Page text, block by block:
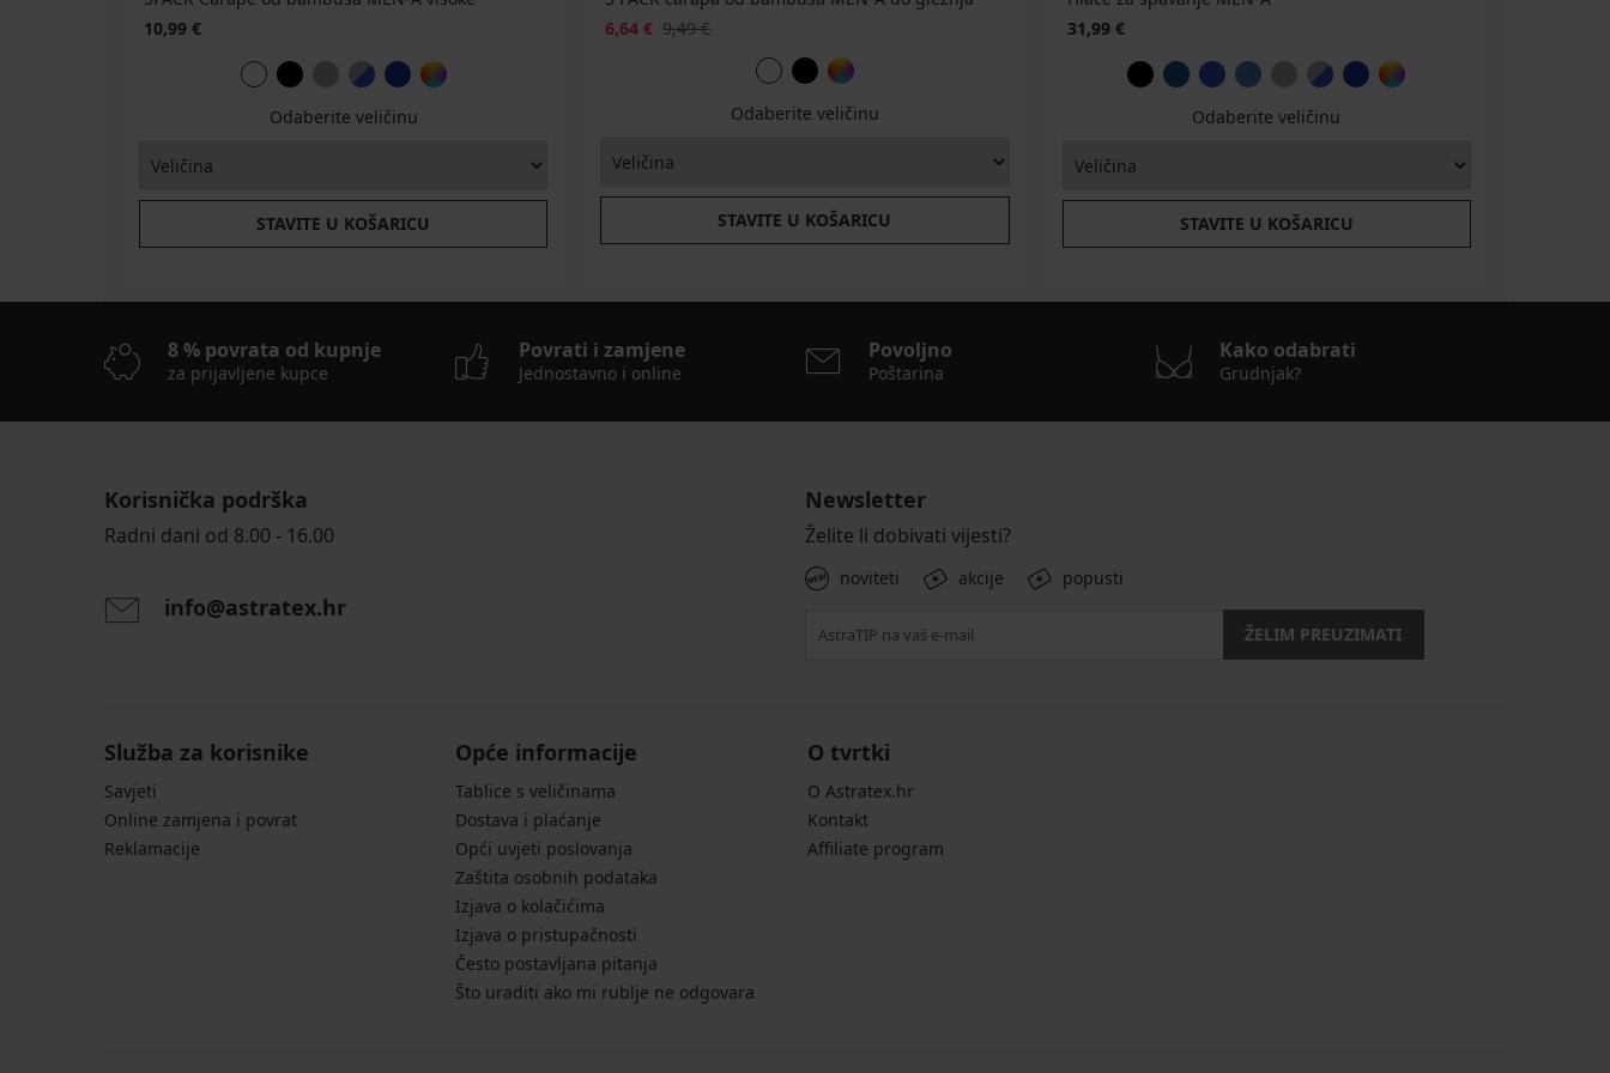
10,99 €
Odaberite veličinu
STAVITE U KOŠARICU
6,64 € 9,49 €
Odaberite veličinu
STAVITE U KOŠARICU
31,99 €
Odaberite veličinu
STAVITE U KOŠARICU
8 % povrata od kupnje
za prijavljene kupce
Povrati i zamjene
Jednostavno i online
Povoljno
Poštarina
Kako odabrati
Grudnjak?
Korisnička podrška
Radni dani od 8.00 - 16.00
info@astratex.hr
Newsletter
Želite li dobivati vijesti?
noviteti akcije popusti
ŽELIM PREUZIMATI
Služba za korisnike
Savjeti
Online zamjena i povrat
Reklamacije
Opće informacije
Tablice s veličinama
Dostava i plaćanje
Opći uvjeti poslovanja
Zaštita osobnih podataka
Izjava o kolačićima
Izjava o pristupačnosti
Često postavljana pitanja
Što uraditi ako mi rublje ne odgovara
O tvrtki
O Astratex.hr
Kontakt
Affiliate program